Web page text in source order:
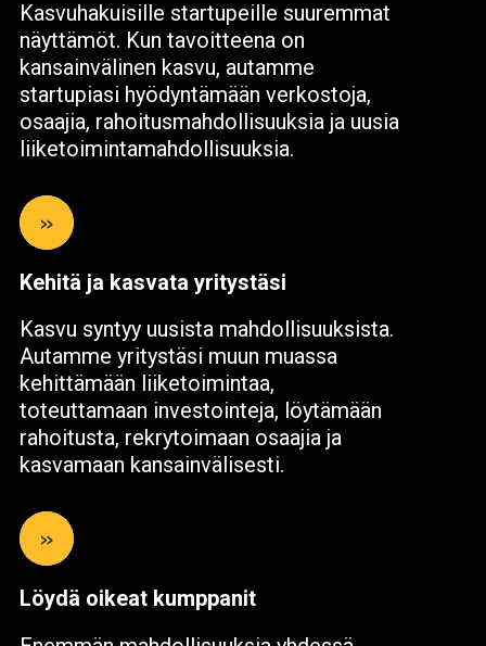
Kasvuhakuisille startupeille suuremmat
näyttämöt. Kun tavoitteena on
kansainvälinen kasvu, autamme
startupiasi hyödyntämään verkostoja,
osaajia, rahoitusmahdollisuuksia ja uusia
liiketoimintamahdollisuuksia.
»
Kehitä ja kasvata yritystäsi
Kasvu syntyy uusista mahdollisuuksista.
Autamme yritystäsi muun muassa
kehittämään liiketoimintaa,
toteuttamaan investointeja, löytämään
rahoitusta, rekrytoimaan osaajia ja
kasvamaan kansainvälisesti.
»
Löydä oikeat kumppanit